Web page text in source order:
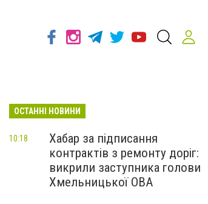
ОСТАННІ НОВИНИ
Хабар за підписання
контрактів з ремонту доріг:
викрили заступника голови
Хмельницької ОВА
10:18